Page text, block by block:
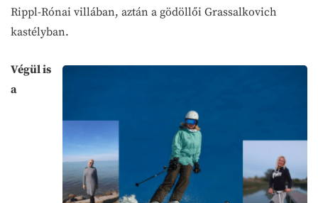
Rippl-Rónai villában, aztán a gödöllői Grassalkovich
kastélyban.
Végül is
a